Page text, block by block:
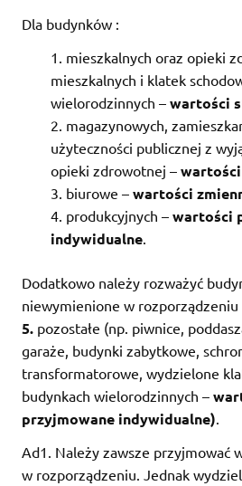
Dla budynków :
mieszkalnych oraz opieki
mieszkalnych i klatek
wielorodzinnych – wartości
magazynowych,
użyteczności publicznej z
opieki zdrowotnej –
biurowe – wartości
produkcyjnych – wartości
indywidualne
Dodatkowo należy rozważyć
niewymienione w rozporządzeniu
5. pozostałe (np. piwnice,
garaże, budynki zabytkowe,
transformatorowe, wydzielone
budynkach wielorodzinnych –
przyjmowane indywidualne)
Ad1. Należy zawsze przyjmować
w rozporządzeniu. Jednak